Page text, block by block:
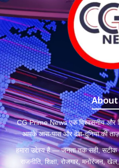
CG Prime News एक विश्वसनीय और
आपके आस-पास और देश-दुनिया की
हमारा उद्देश्य है — जनता तक सही,
राजनीति, शिक्षा, रोजगार, मनोरंजन,